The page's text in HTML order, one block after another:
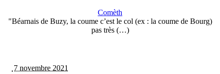
Comèth
"Béarnais de Buzy, la coume c’est le col (ex : la coume de Bourg)
pas très (…)
7 novembre 2021